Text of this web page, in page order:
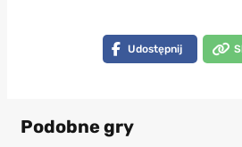
Udostępnij
Podobne gry